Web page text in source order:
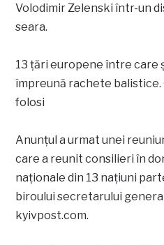
Volodimir Zelenski într-un
seara.
13 țări europene între care
împreună rachete balistice.
folosi
Anunțul a urmat unei
care a reunit consilieri în
naționale din 13 națiuni
biroului secretarului
kyivpost.com.